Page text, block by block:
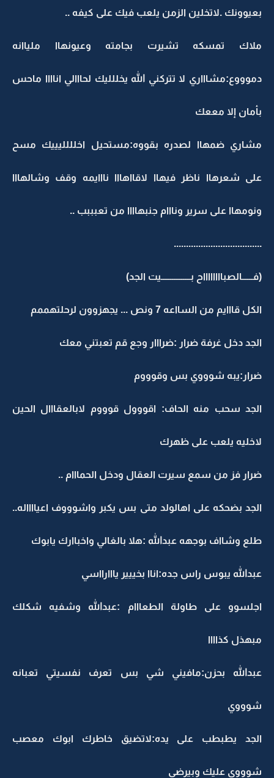
بعيوونك .لاتخلين الزمن يلعب فيك على كيفه ..
ملاك تمسكه تشيرت بجامته وعيونهاا ملياانه
دموووع:مشاااري لا تتركني الله يخللليك لحااالي اناااا ماحس
بأمان إلا مععك
مشاري ضمهاا لصدره بقووه:مستحيل اخلللليييك مسح
على شعرهاا ناظر فيهاا لاقااهااا نااايمه وقف وشالهااا
ونومهاا على سرير ونااام جنبهاااا من تعبببب ..
....................................
(فــــــالصبااااااااح بــــــــــــــــيت الجد)
الكل قااايم من السااعه 7 ونص ... يجهزوون لرحلتهممم
الجد دخل غرفة ضرار :ضرااار وجع قم تعبتني معك
ضرار:يبه شوووي بس وقوووم
الجد سحب منه الحاف: اقووول قوووم لابالعقااال الحين
لاخليه يلعب على ظهرك
ضرار فز من سمع سيرت العقال ودخل الحمااام ..
الجد بضحكه على اهالولد متى بس يكبر واشوووف اعيااااله..
طلع وشااف بوجهه عبدالله :هلا بالغالي واخباارك يابوك
عبدالله يبوس راس جده:اناا بخييير يااارااسي
اجلسوو على طاولة الطعااام :عبدالله وشفيه شكلك
مبهذل كذاااا
عبدالله بحزن:مافيني شي بس تعرف نفسيتي تعبانه
شوووي
الجد يطبطب على يده:لاتضيق خاطرك ابوك معصب
شوووي عليك وبيرضى